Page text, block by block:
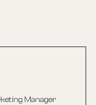
Manager